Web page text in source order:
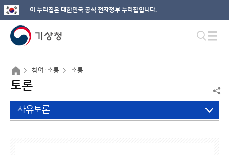
이 누리집은 대한민국 공식 전자정부 누리집입니다.
참여·소통 소통
토론
자유토론